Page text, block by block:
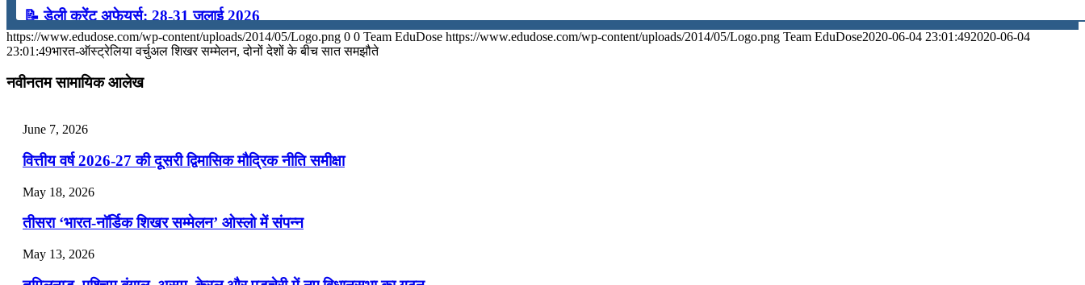
Menu Menu
📝 डेली करेंट अफेयर्स: 28-31 जुलाई 2026
July 28, 2026
📝 डेली करेंट अफेयर्स: 25-27 जुलाई 2026
📝 डेली करेंट अफेयर्स: 22-24 जुलाई 2026
July 22, 2026
📝 डेली करेंट अफेयर्स: 19-21 जुलाई 2026
July 19, 2026
📝 डेली करेंट अफेयर्स: 16-18 जुलाई 2026
https://www.edudose.com/wp-content/uploads/2014/05/Logo.png 0 0 Team EduDose https://www.edudose.com/wp-content/uploads/2014/05/Logo.png Team EduDose2020-06-04 23:01:492020-06-04
23:01:49भारत-ऑस्‍ट्रेलिया वर्चुअल शिखर सम्‍मेलन, दोनों देशों के बीच सात समझौते
नवीनतम सामायिक आलेख
June 7, 2026
वित्तीय वर्ष 2026-27 की दूसरी द्विमासिक मौद्रिक नीति समीक्षा
May 18, 2026
तीसरा ‘भारत-नॉर्डिक शिखर सम्मेलन’ ओस्लो में संपन्न
May 13, 2026